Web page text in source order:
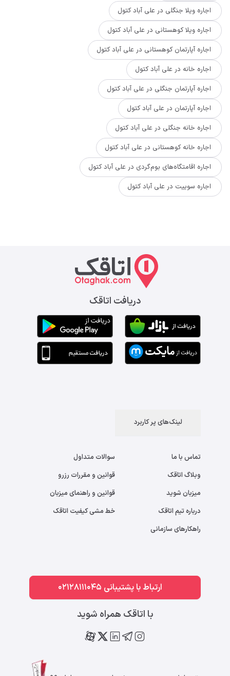
اجاره ویلا جنگلی در علی آباد کتول
اجاره ویلا کوهستانی در علی آباد کتول
اجاره آپارتمان کوهستانی در علی آباد کتول
اجاره خانه در علی آباد کتول
اجاره آپارتمان جنگلی در علی آباد کتول
اجاره آپارتمان در علی آباد کتول
اجاره خانه جنگلی در علی آباد کتول
اجاره خانه کوهستانی در علی آباد کتول
اجاره اقامتگاه‌های بوم‌گردی در علی آباد کتول
اجاره سوییت در علی آباد کتول
دریافت اتاقک
لینک‌های پر کاربرد
تماس با ما
وبلاگ اتاقک
میزبان شوید
درباره تیم اتاقک
راهکارهای سازمانی
سوالات متداول
قوانین و مقررات رزرو
قوانین و راهنمای میزبان
خط مشی کیفیت اتاقک
ارتباط با پشتیبانی 02128111045
با اتاقک همراه شوید